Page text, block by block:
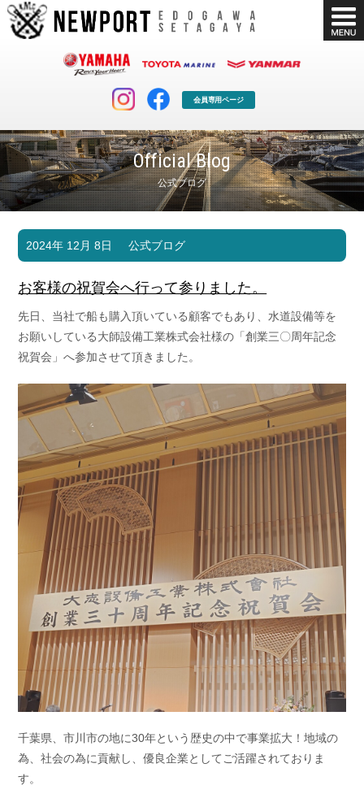
会員専用ページ
Official Blog
公式ブログ
マリンクラブ
マリンライフを堪能したい！
ボート販売
ボート免許
長年の実績と信頼！
シースタイル
Sea-Style
店舗情報 公式ブログ
お問い合わせ
Contact us
会社概要
Company
採用情報
Recruit
リンク集
Link
2024年 12月 8日 公式ブログ
お客様の祝賀会へ行って参りました。
先日、当社で船も購入頂いている顧客でもあり、水道設備等を
お願いしている大師設備工業株式会社様の「創業三〇周年記念
祝賀会」へ参加させて頂きました。
千葉県、市川市の地に30年という歴史の中で事業拡大！地域の
為、社会の為に貢献し、優良企業としてご活躍されておりま
す。